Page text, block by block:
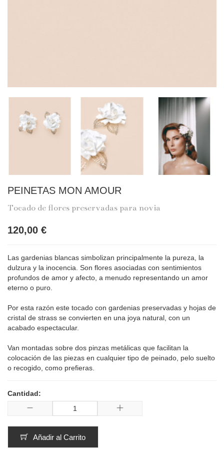
PEINETAS MON AMOUR
Tocado de flores preservadas para novia
120,00 €
Las gardenias blancas simbolizan principalmente la pureza, la
dulzura y la inocencia. Son flores asociadas con sentimientos
profundos de amor y afecto, a menudo representando un amor
eterno o puro.
Por esta razón este tocado con gardenias preservadas y hojas de
cristal de strass se convierten en una joya natural, con un
acabado espectacular.
Van montadas sobre dos pinzas metálicas que facilitan la
colocación de las piezas en cualquier tipo de peinado, pelo suelto
o recogido, como prefieras.
Cantidad:
Añadir al Carrito